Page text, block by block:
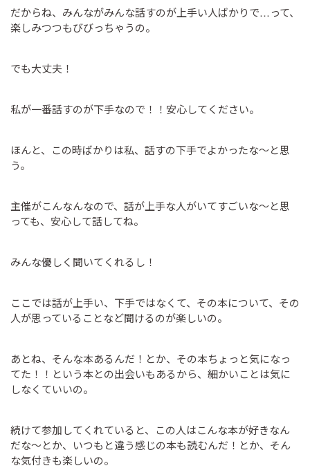
だからね、みんながみんな話すのが上手い人ばかりで…って、
楽しみつつもびびっちゃうの。
でも大丈夫！
私が一番話すのが下手なので！！安心してください。
ほんと、この時ばかりは私、話すの下手でよかったな～と思
う。
主催がこんなんなので、話が上手な人がいてすごいな～と思
っても、安心して話してね。
みんな優しく聞いてくれるし！
ここでは話が上手い、下手ではなくて、その本について、その
人が思っていることなど聞けるのが楽しいの。
あとね、そんな本あるんだ！とか、その本ちょっと気になっ
てた！！という本との出会いもあるから、細かいことは気に
しなくていいの。
続けて参加してくれていると、この人はこんな本が好きなん
だな～とか、いつもと違う感じの本も読むんだ！とか、そん
な気付きも楽しいの。